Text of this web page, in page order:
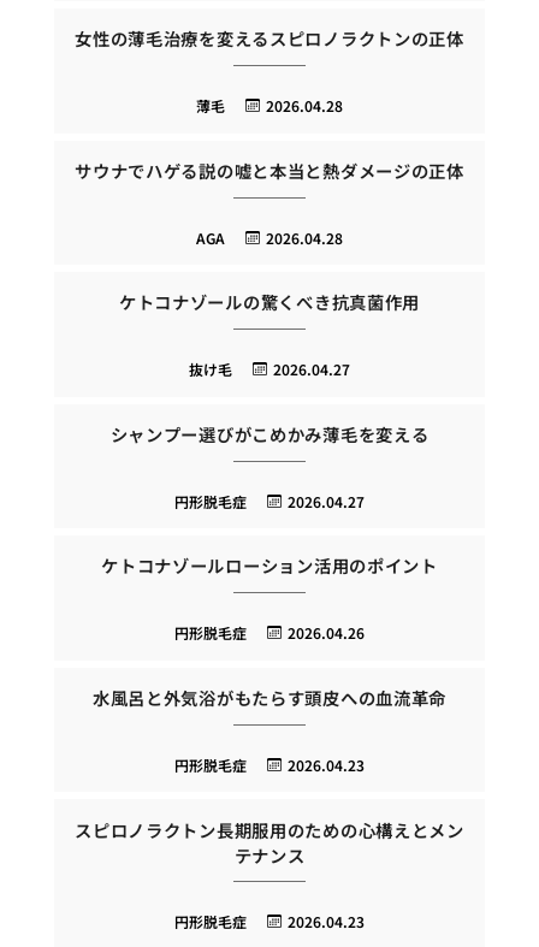
女性の薄毛治療を変えるスピロノラクトンの正体
2026.04.28
薄毛
サウナでハゲる説の嘘と本当と熱ダメージの正体
2026.04.28
AGA
ケトコナゾールの驚くべき抗真菌作用
2026.04.27
抜け毛
シャンプー選びがこめかみ薄毛を変える
2026.04.27
円形脱毛症
ケトコナゾールローション活用のポイント
2026.04.26
円形脱毛症
水風呂と外気浴がもたらす頭皮への血流革命
2026.04.23
円形脱毛症
スピロノラクトン長期服用のための心構えとメン
テナンス
2026.04.23
円形脱毛症